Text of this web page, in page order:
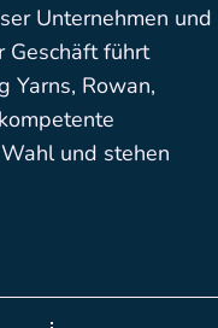
Unternehmen und
Geschäft führt
Yarns, Rowan,
und stehen